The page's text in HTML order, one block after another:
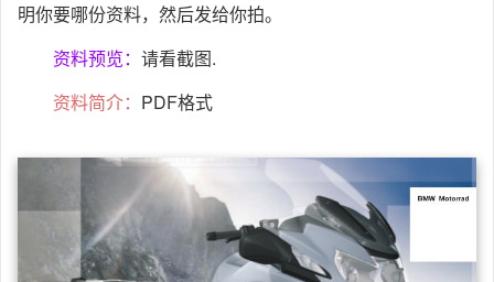
明你要哪份资料，然后发给你拍。
资料预览： 请看截图.
资料简介： PDF格式